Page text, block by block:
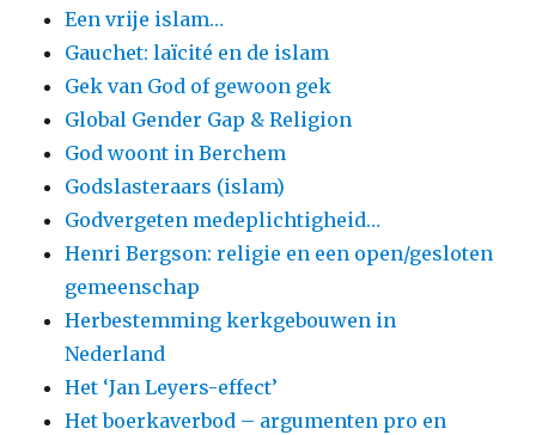
Een vrije islam…
Gauchet: laïcité en de islam
Gek van God of gewoon gek
Global Gender Gap & Religion
God woont in Berchem
Godslasteraars (islam)
Godvergeten medeplichtigheid…
Henri Bergson: religie en een open/gesloten
gemeenschap
Herbestemming kerkgebouwen in
Nederland
Het ‘Jan Leyers-effect’
Het boerkaverbod – argumenten pro en